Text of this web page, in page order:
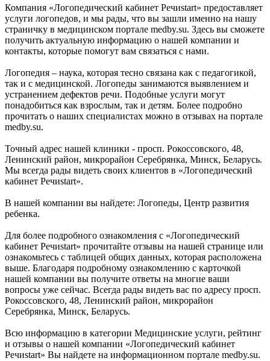
Компания «Логопедический кабинет Речиstart» предоставляет
услуги логопедов, и мы рады, что вы зашли именно на нашу
страничку в медицинском портале medby.su. Здесь вы сможете
получить актуальную информацию о нашей компании и
контакты, которые помогут вам связаться с нами.
Логопедия – наука, которая тесно связана как с педагогикой,
так и с медицинской. Логопеды занимаются выявлением и
устранением дефектов речи. Подобные услуги могут
понадобиться как взрослым, так и детям. Более подробно
прочитать о наших специалистах можно в отзывах на портале
medby.su.
Точный адрес нашей клиники - просп. Рокоссовского, 48,
Ленинский район, микрорайон Серебрянка, Минск, Беларусь.
Мы всегда рады видеть своих клиентов в «Логопедический
кабинет Речиstart».
В нашей компании вы найдете: Логопеды, Центр развития
ребенка.
Для более подробного ознакомления с «Логопедический
кабинет Речиstart» прочитайте отзывы на нашей странице или
ознакомьтесь с таблицей общих данных, которая расположена
выше. Благодаря подробному ознакомлению с карточкой
нашей компании вы получите ответы на многие ваши
вопросы уже сейчас. Всегда рады видеть вас по адресу просп.
Рокоссовского, 48, Ленинский район, микрорайон
Серебрянка, Минск, Беларусь.
Всю информацию в категории Медицинские услуги, рейтинг
и отзывы о нашей компании «Логопедический кабинет
Речиstart» Вы найдете на информационном портале medby.su.